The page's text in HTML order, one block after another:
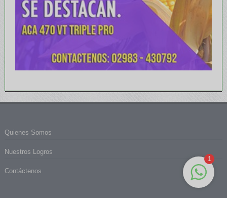
Quienes Somos
Nuestros Logros
Contáctenos
1